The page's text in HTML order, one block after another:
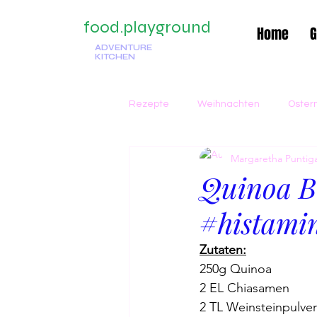
food.playground
ADVENTURE
KITCHEN
Home
Rezepte Weihnachten
Traditionell Italienisch
Winter Suppe
Silvester
Quinoa
Margaretha
Zutaten:
250g Quinoa
2 EL Chiasamen
2 TL Weinsteinpulver